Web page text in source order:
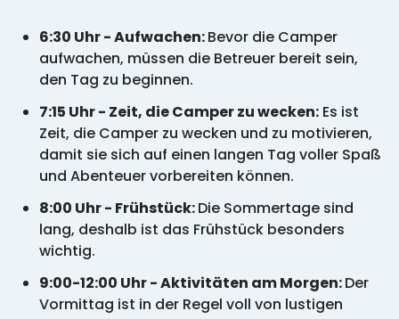
6:30 Uhr - Aufwachen:Bevor die Camper
aufwachen, müssen die Betreuer bereit sein,
den Tag zu beginnen.
7:15 Uhr - Zeit, die Camper zu wecken: Es ist
Zeit, die Camper zu wecken und zu motivieren,
damit sie sich auf einen langen Tag voller Spaß
und Abenteuer vorbereiten können.
8:00 Uhr - Frühstück:Die Sommertage sind
lang, deshalb ist das Frühstück besonders
wichtig.
9:00-12:00 Uhr - Aktivitäten am Morgen:Der
Vormittag ist in der Regel voll von lustigen